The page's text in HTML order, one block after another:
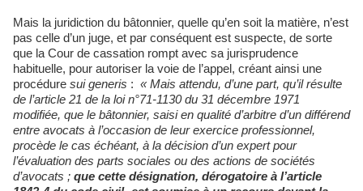
Mais la juridiction du bâtonnier, quelle qu’en soit la matière, n’est
pas celle d’un juge, et par conséquent est suspecte, de sorte
que la Cour de cassation rompt avec sa jurisprudence
habituelle, pour autoriser la voie de l’appel, créant ainsi une
procédure sui generis : « Mais attendu, d’une part, qu’il résulte
de l’article 21 de la loi n°71-1130 du 31 décembre 1971
modifiée, que le bâtonnier, saisi en qualité d’arbitre d’un différend
entre avocats à l’occasion de leur exercice professionnel,
procède le cas échéant, à la décision d’un expert pour
l’évaluation des parts sociales ou des actions de sociétés
d’avocats ; que cette désignation, dérogatoire à l’article